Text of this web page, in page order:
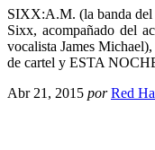
SIXX:A.M. (la banda
Sixx, acompañado del
vocalista James
de cartel y ESTA
Abr 21, 2015 por Red